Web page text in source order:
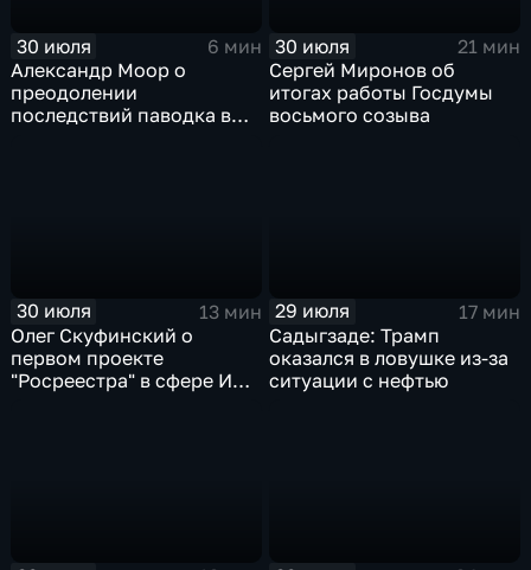
30 июля
6 мин
Александр Моор о
преодолении
последствий паводка в
30 июля
21 мин
Сергей Миронов об
итогах работы Госдумы
восьмого созыва
30 июля
13 мин
Олег Скуфинский о
первом проекте
"Росреестра" в сфере ИИ
29 июля
17 мин
Садыгзаде: Трамп
оказался в ловушке из-за
ситуации с нефтью